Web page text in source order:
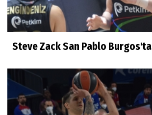
Steve Zack San Pablo Burgos'ta